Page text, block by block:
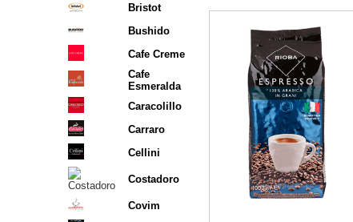
Bristot
Bushido
Cafe Creme
Cafe
Esmeralda
Caracolillo
Carraro
Cellini
Costadoro
Covim